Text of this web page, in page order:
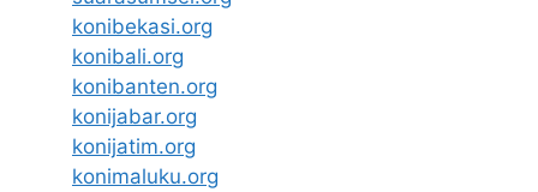
konibekasi.org
konibali.org
konibanten.org
konijabar.org
konijatim.org
konimaluku.org